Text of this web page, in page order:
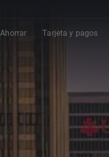
Ahorrar Tarjeta y pagos